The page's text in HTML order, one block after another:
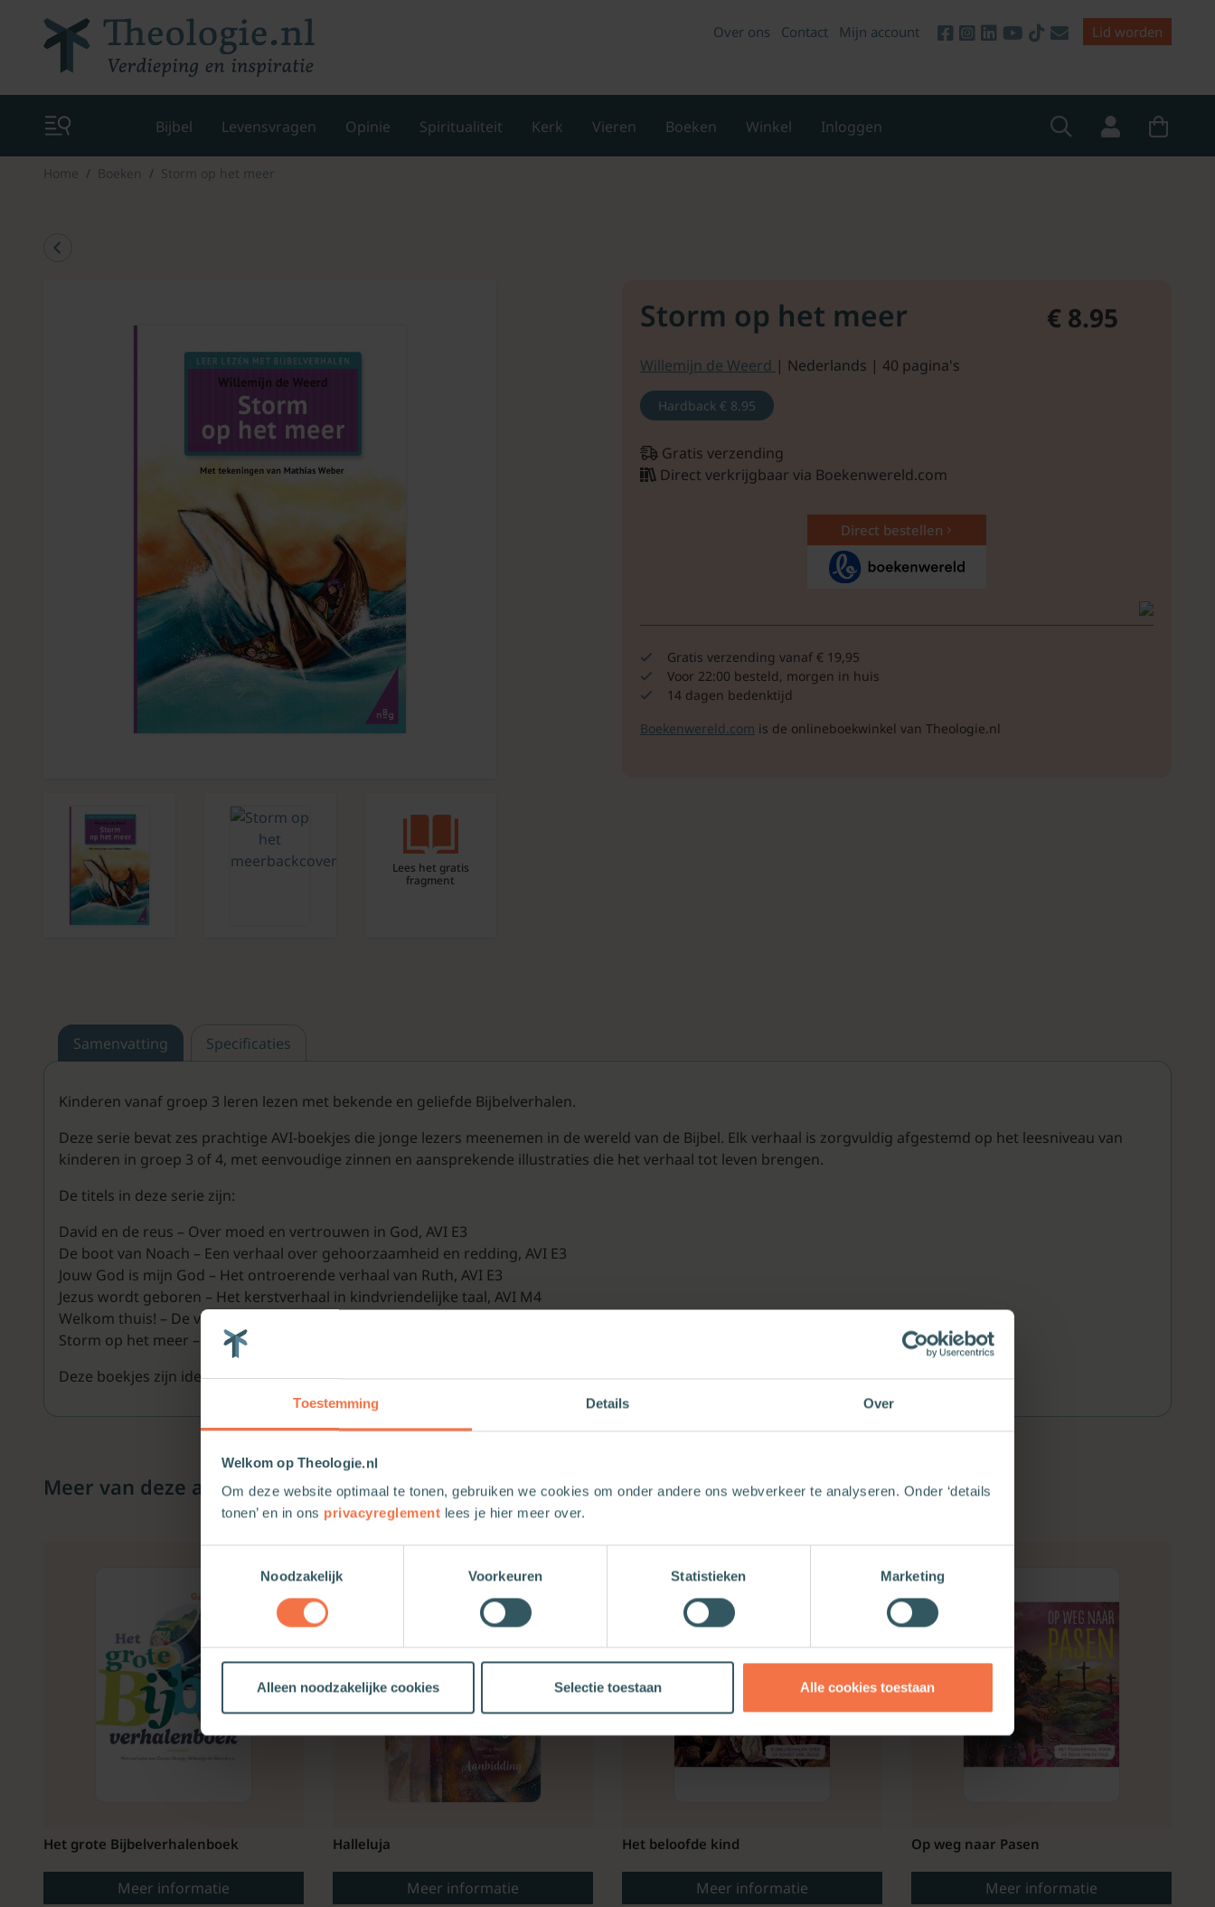
Toestemming Details Over
Welkom op Theologie.nl
Om deze website optimaal te tonen, gebruiken we cookies om onder andere ons webverkeer te analyseren. Onder ‘details
tonen’ en in ons privacyreglement lees je hier meer over.
Noodzakelijk
Voorkeuren Statistieken Marketing
Alleen noodzakelijke cookies Selectie toestaan Alle cookies toestaan
Over ons Contact Mijn account Lid worden
Bijbel Levensvragen Opinie Spiritualiteit Kerk Vieren Boeken Winkel Inloggen
Home Boeken Storm op het meer
Lees het gratis
fragment
Storm op het meer € 8.95
Willemijn de Weerd | Nederlands | 40 pagina's
Hardback € 8.95
Gratis verzending
Direct verkrijgbaar via Boekenwereld.com
Direct bestellen
Gratis verzending vanaf € 19,95
Voor 22:00 besteld, morgen in huis
14 dagen bedenktijd
Boekenwereld.com is de onlineboekwinkel van Theologie.nl
Samenvatting Specificaties
Kinderen vanaf groep 3 leren lezen met bekende en geliefde Bijbelverhalen.
Deze serie bevat zes prachtige AVI-boekjes die jonge lezers meenemen in de wereld van de Bijbel. Elk verhaal is zorgvuldig afgestemd op het leesniveau van
kinderen in groep 3 of 4, met eenvoudige zinnen en aansprekende illustraties die het verhaal tot leven brengen.
De titels in deze serie zijn:
David en de reus – Over moed en vertrouwen in God, AVI E3
De boot van Noach – Een verhaal over gehoorzaamheid en redding, AVI E3
Jouw God is mijn God – Het ontroerende verhaal van Ruth, AVI E3
Jezus wordt geboren – Het kerstverhaal in kindvriendelijke taal, AVI M4
Welkom thuis! – De verloren zoon vindt zijn weg terug, AVI M4
Storm op het meer – Jezus brengt rust in de chaos, AVI E3
Deze boekjes zijn ideaal voor thuis, op school of in de kerk en stimuleren het leesplezier én geloofsontwikkeling van jonge kinderen.
Meer van deze auteur
Het grote Bijbelverhalenboek
Meer informatie
Halleluja
Meer informatie
Het beloofde kind
Meer informatie
Op weg naar Pasen
Meer informatie